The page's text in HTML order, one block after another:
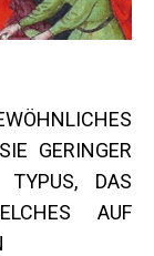
GERINGER
TYPUS, DAS
AUF